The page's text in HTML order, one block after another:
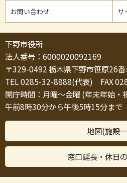
お問い合わせ サ
下野市役所
法人番号：6000020092169
〒329-0492 栃木県下野市笹原26
TEL 0285-32-8888(代表) FAX
開庁時間：月曜～金曜 (年末年始・
午前8時30分から午後5時15分まで
地図(施設
窓口延長・休日